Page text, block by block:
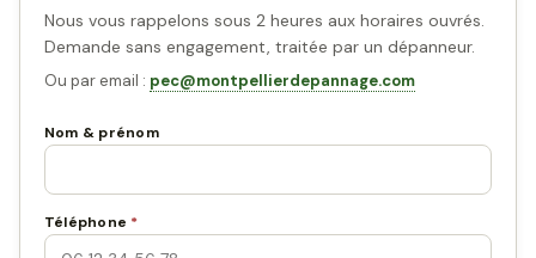
Nous vous rappelons sous 2 heures aux horaires ouvrés.
Demande sans engagement, traitée par un dépanneur.
Ou par email : pec@montpellierdepannage.com
Nom & prénom
Téléphone *